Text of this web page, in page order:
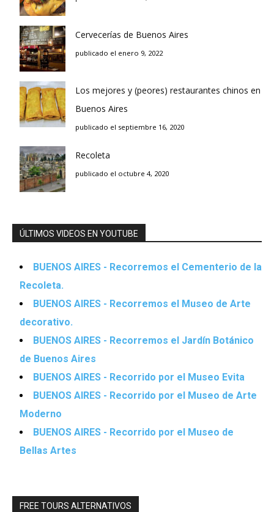
Cervecerías de Buenos Aires
publicado el enero 9, 2022
Los mejores y (peores) restaurantes chinos en
Buenos Aires
publicado el septiembre 16, 2020
Recoleta
publicado el octubre 4, 2020
ÚLTIMOS VIDEOS EN YOUTUBE
BUENOS AIRES - Recorremos el Cementerio de la
Recoleta.
BUENOS AIRES - Recorremos el Museo de Arte
decorativo.
BUENOS AIRES - Recorremos el Jardín Botánico
de Buenos Aires
BUENOS AIRES - Recorrido por el Museo Evita
BUENOS AIRES - Recorrido por el Museo de Arte
Moderno
BUENOS AIRES - Recorrido por el Museo de
Bellas Artes
FREE TOURS ALTERNATIVOS